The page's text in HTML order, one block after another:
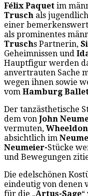
Félix Paquet im
Trusch als
einer
als prominentes
Truschs Partnerin,
Geheimnissen und
Hauptfigur werden
anvertrauten Sache
wegen ihnen sowie
vom Hamburg
Der tanzästhetische
dem von John
vermuten, Wheeldon
absichtlich im
Neumeier-Stücke
und Bewegungen
Die edelschönen
eindeutig von denen
für die „Artus-Sage“